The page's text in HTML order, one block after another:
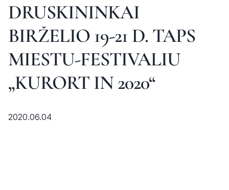
DRUSKININKAI
BIRŽELIO 19-21 D. TAPS
MIESTU-FESTIVALIU
„KURORT IN 2020“
2020.06.04